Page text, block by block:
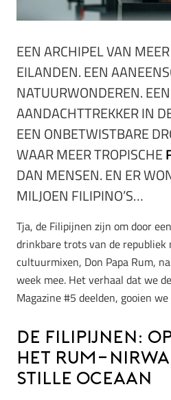
EEN ARCHIPEL VAN
EILANDEN. EEN
NATUURWONDEREN.
AANDACHTTREKKER IN
EEN ONBETWISTBARE
WAAR MEER TROPISCHE
DAN MENSEN. EN ER
MILJOEN FILIPINO’S…
Tja, de Filipijnen zijn om door
drinkbare trots van de
cultuurmixen, Don Papa Rum,
week mee. Het verhaal dat we
Magazine #5 deelden, gooien
De Filipijnen:
het rum-
Stille Oceaan